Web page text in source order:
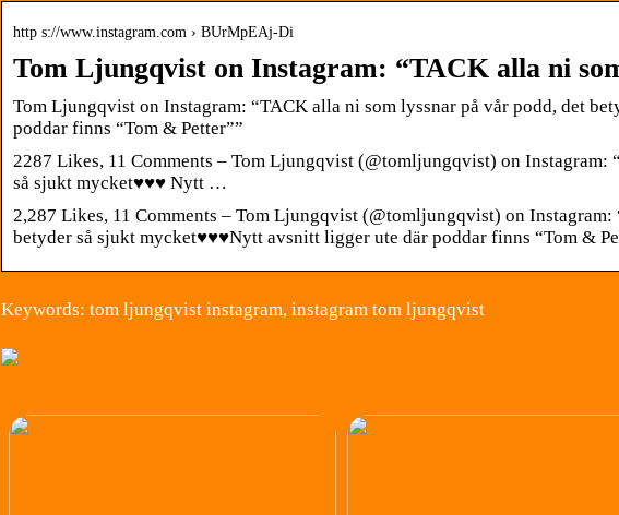
http s://www.instagram.com › BUrMpEAj-Di
Tom Ljungqvist on Instagram: “TACK alla ni
Tom Ljungqvist on Instagram: “TACK alla ni som lyssnar på vår podd, det
poddar finns “Tom & Petter””
2287 Likes, 11 Comments – Tom Ljungqvist (@tomljungqvist) on Instagram:
så sjukt mycket♥️♥️♥️ Nytt …
2,287 Likes, 11 Comments – Tom Ljungqvist (@tomljungqvist) on
betyder så sjukt mycket♥️♥️♥️Nytt avsnitt ligger ute där poddar finns “Tom &
Keywords: tom ljungqvist instagram, instagram tom ljungqvist